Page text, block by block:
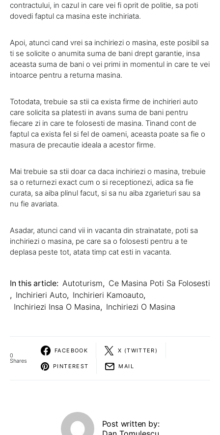
contractului, in cazul in care vei fi oprit de politie, sa poti
dovedi faptul ca masina este inchiriata.
Apoi, atunci cand vrei sa inchiriezi o masina, este posibil sa
ti se solicite o anumita suma de bani drept garantie, insa
aceasta suma de bani o vei primi in momentul in care te vei
intoarce pentru a returna masina.
Totodata, trebuie sa stii ca exista firme de inchirieri auto
care solicita sa platesti in avans suma de bani pentru
fiecare zi in care te folosesti de masina. Tinand cont de
faptul ca exista fel si fel de oameni, aceasta poate sa fie o
masura de precautie ideala a acestor firme.
Mai trebuie sa stii doar ca daca inchiriezi o masina, trebuie
sa o returnezi exact cum o si receptionezi, adica sa fie
curata, sa aiba plinul facut, si sa nu aiba zgarieturi sau sa
nu fie avariata.
Asadar, atunci cand vii in vacanta din strainatate, poti sa
inchiriezi o masina, pe care sa o folosesti pentru a te
deplasa peste tot, atata timp cat esti in vacanta.
In this article: Autoturism, Ce Masina Poti Sa Folosesti
, Inchirieri Auto, Inchirieri Kamoauto,
Inchiriezi Insa O Masina, Inchiriezi O Masina
0
Shares
FACEBOOK X (TWITTER)
PINTEREST MAIL
Post written by: